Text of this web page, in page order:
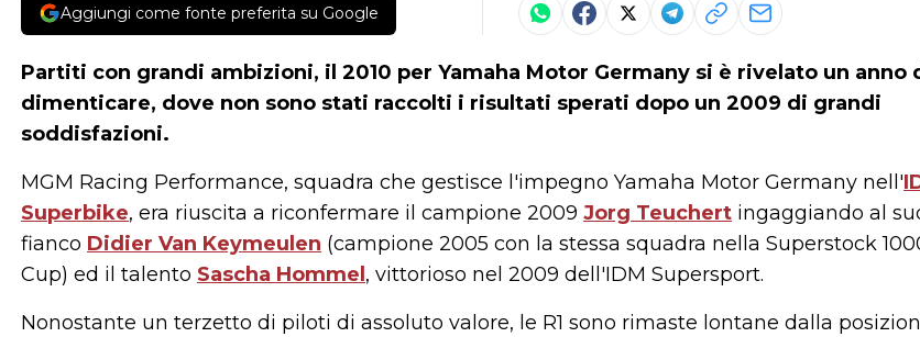
Aggiungi come fonte preferita su Google
Partiti con grandi ambizioni, il 2010 per Yamaha Motor Germany si è rivelato un anno
dimenticare, dove non sono stati raccolti i risultati sperati dopo un 2009 di grandi
soddisfazioni.
MGM Racing Performance, squadra che gestisce l'impegno Yamaha Motor Germany nell'
Superbike, era riuscita a riconfermare il campione 2009 Jorg Teuchert ingaggiando al
fianco Didier Van Keymeulen (campione 2005 con la stessa squadra nella Superstock
Cup) ed il talento Sascha Hommel , vittorioso nel 2009 dell'IDM Supersport.
Nonostante un terzetto di piloti di assoluto valore, le R1 sono rimaste lontane dalla